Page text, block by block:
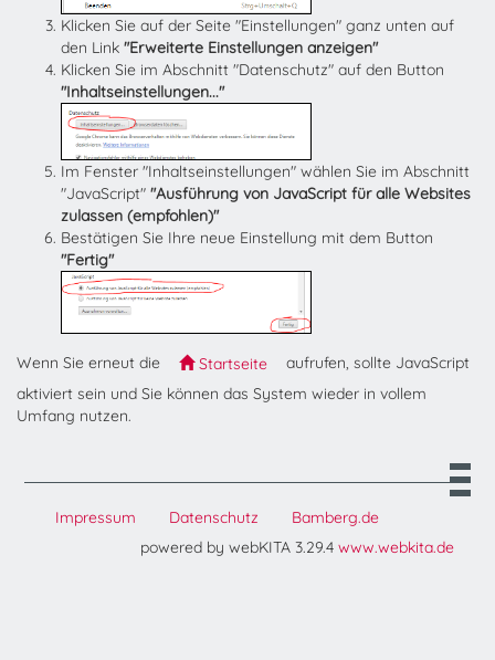
Klicken Sie auf der Seite "Einstellungen" ganz unten auf
den Link "Erweiterte Einstellungen anzeigen"
Klicken Sie im Abschnitt "Datenschutz" auf den Button
"Inhaltseinstellungen..."
Im Fenster "Inhaltseinstellungen" wählen Sie im Abschnitt
"JavaScript" "Ausführung von JavaScript für alle Websites
zulassen (empfohlen)"
Bestätigen Sie Ihre neue Einstellung mit dem Button
"Fertig"
Wenn Sie erneut die Startseite
aufrufen, sollte JavaScript
aktiviert sein und Sie können das System wieder in vollem
Umfang nutzen.
Impressum Datenschutz
Bamberg.de
powered by webKITA 3.29.4 www.webkita.de